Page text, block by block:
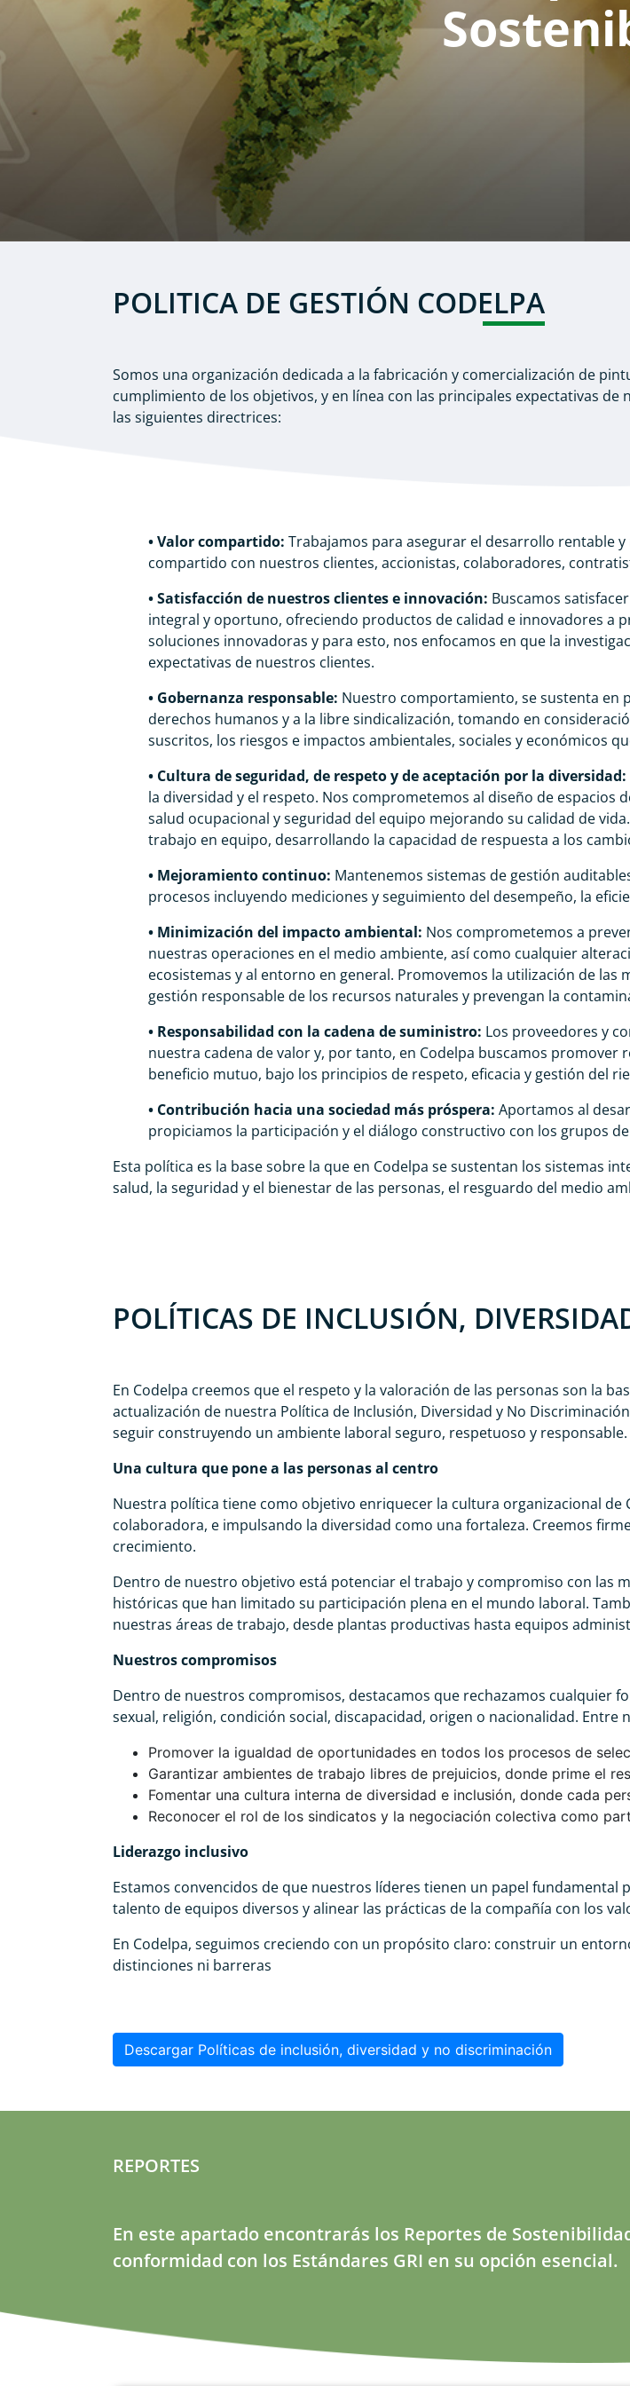
POLITICA DE GESTIÓN CODELPA
Somos una organización dedicada a la fabricación y comercialización de
cumplimiento de los objetivos, y en línea con las principales expectativas
las siguientes directrices:
• Valor compartido: Trabajamos para asegurar el desarrollo rentable
compartido con nuestros clientes, accionistas, colaboradores,
• Satisfacción de nuestros clientes e innovación: Buscamos
integral y oportuno, ofreciendo productos de calidad e innovadores a
soluciones innovadoras y para esto, nos enfocamos en que la
expectativas de nuestros clientes.
• Gobernanza responsable: Nuestro comportamiento, se sustenta en
derechos humanos y a la libre sindicalización, tomando en
suscritos, los riesgos e impactos ambientales, sociales y económicos
• Cultura de seguridad, de respeto y de aceptación por la diversidad:
la diversidad y el respeto. Nos comprometemos al diseño de
salud ocupacional y seguridad del equipo mejorando su calidad de
trabajo en equipo, desarrollando la capacidad de respuesta a los
• Mejoramiento continuo: Mantenemos sistemas de gestión
procesos incluyendo mediciones y seguimiento del desempeño, la
• Minimización del impacto ambiental: Nos comprometemos a
nuestras operaciones en el medio ambiente, así como cualquier
ecosistemas y al entorno en general. Promovemos la utilización de
gestión responsable de los recursos naturales y prevengan la
• Responsabilidad con la cadena de suministro: Los proveedores y
nuestra cadena de valor y, por tanto, en Codelpa buscamos promover
beneficio mutuo, bajo los principios de respeto, eficacia y gestión del
• Contribución hacia una sociedad más próspera: Aportamos al
propiciamos la participación y el diálogo constructivo con los grupos
Esta política es la base sobre la que en Codelpa se sustentan los sistemas
salud, la seguridad y el bienestar de las personas, el resguardo del medio
POLÍTICAS DE INCLUSIÓN,
En Codelpa creemos que el respeto y la valoración de las personas son la
actualización de nuestra Política de Inclusión, Diversidad y No
seguir construyendo un ambiente laboral seguro, respetuoso y responsable.
Una cultura que pone a las personas al centro
Nuestra política tiene como objetivo enriquecer la cultura organizacional
colaboradora, e impulsando la diversidad como una fortaleza. Creemos
crecimiento.
Dentro de nuestro objetivo está potenciar el trabajo y compromiso con las
históricas que han limitado su participación plena en el mundo laboral.
nuestras áreas de trabajo, desde plantas productivas hasta equipos
Nuestros compromisos
Dentro de nuestros compromisos, destacamos que rechazamos cualquier
sexual, religión, condición social, discapacidad, origen o nacionalidad. Entre
Promover la igualdad de oportunidades en todos los procesos de
Garantizar ambientes de trabajo libres de prejuicios, donde prime el
Fomentar una cultura interna de diversidad e inclusión, donde cada
Reconocer el rol de los sindicatos y la negociación colectiva como
Liderazgo inclusivo
Estamos convencidos de que nuestros líderes tienen un papel fundamental
talento de equipos diversos y alinear las prácticas de la compañía con los
En Codelpa, seguimos creciendo con un propósito claro: construir un
distinciones ni barreras
Descargar Políticas de inclusión, diversidad y no discriminación
REPORTES
En este apartado encontrarás los Reportes de
conformidad con los Estándares GRI en su opción esencial.